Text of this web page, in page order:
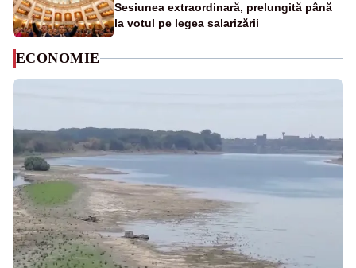
Sesiunea extraordinară, prelungită până
la votul pe legea salarizării
ECONOMIE